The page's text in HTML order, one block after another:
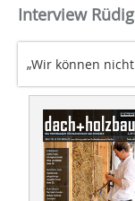
Interview
„Wir können